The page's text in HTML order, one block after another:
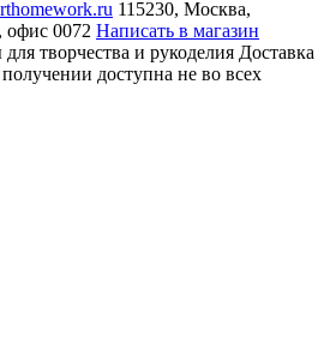
115230, Москва,
офис 0072 Написать в магазин
творчества и рукоделия Доставка
доступна не во всех